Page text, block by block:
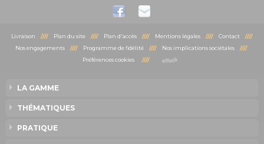
Livraison //// Plan du site //// Plan d'accès //// Mentions légales //// Contact ////
Nos engagements//// Programme de fidélité//// Nos implications sociétales////
Préférences cookies
////
LA GAMME
THÉMATIQUES
PRATIQUE